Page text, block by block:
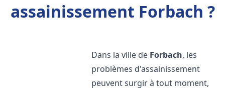
assainissement Forbach ?
Dans la ville de Forbach, les
problèmes d'assainissement
peuvent surgir à tout moment,